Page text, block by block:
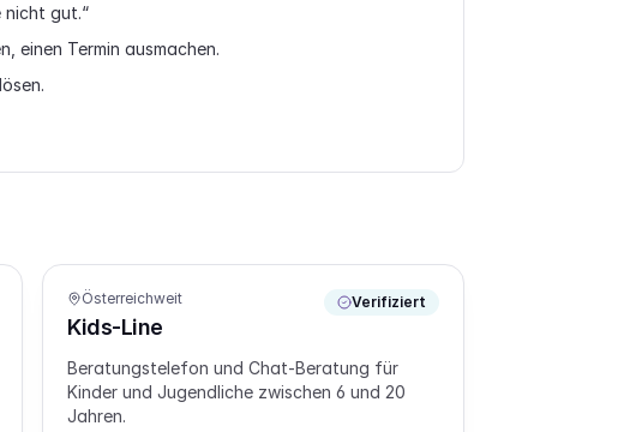
nicht gut.“
einen Termin ausmachen.
Österreichweit
Kids-Line
Verifiziert
Beratungstelefon und Chat-Beratung für
Kinder und Jugendliche zwischen 6 und 20
Jahren.